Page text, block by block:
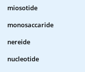
miosotide
monosaccaride
nereide
nucleotide